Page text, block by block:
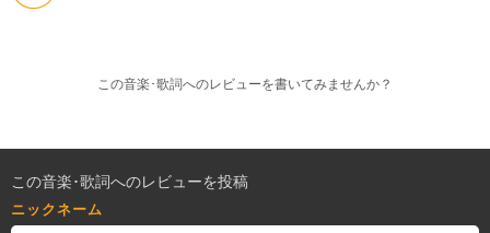
この音楽･歌詞へのレビューを書いてみませんか？
この音楽･歌詞へのレビューを投稿
ニックネーム